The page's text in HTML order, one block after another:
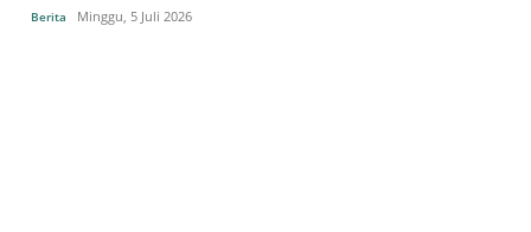
Berita Minggu, 5 Juli 2026